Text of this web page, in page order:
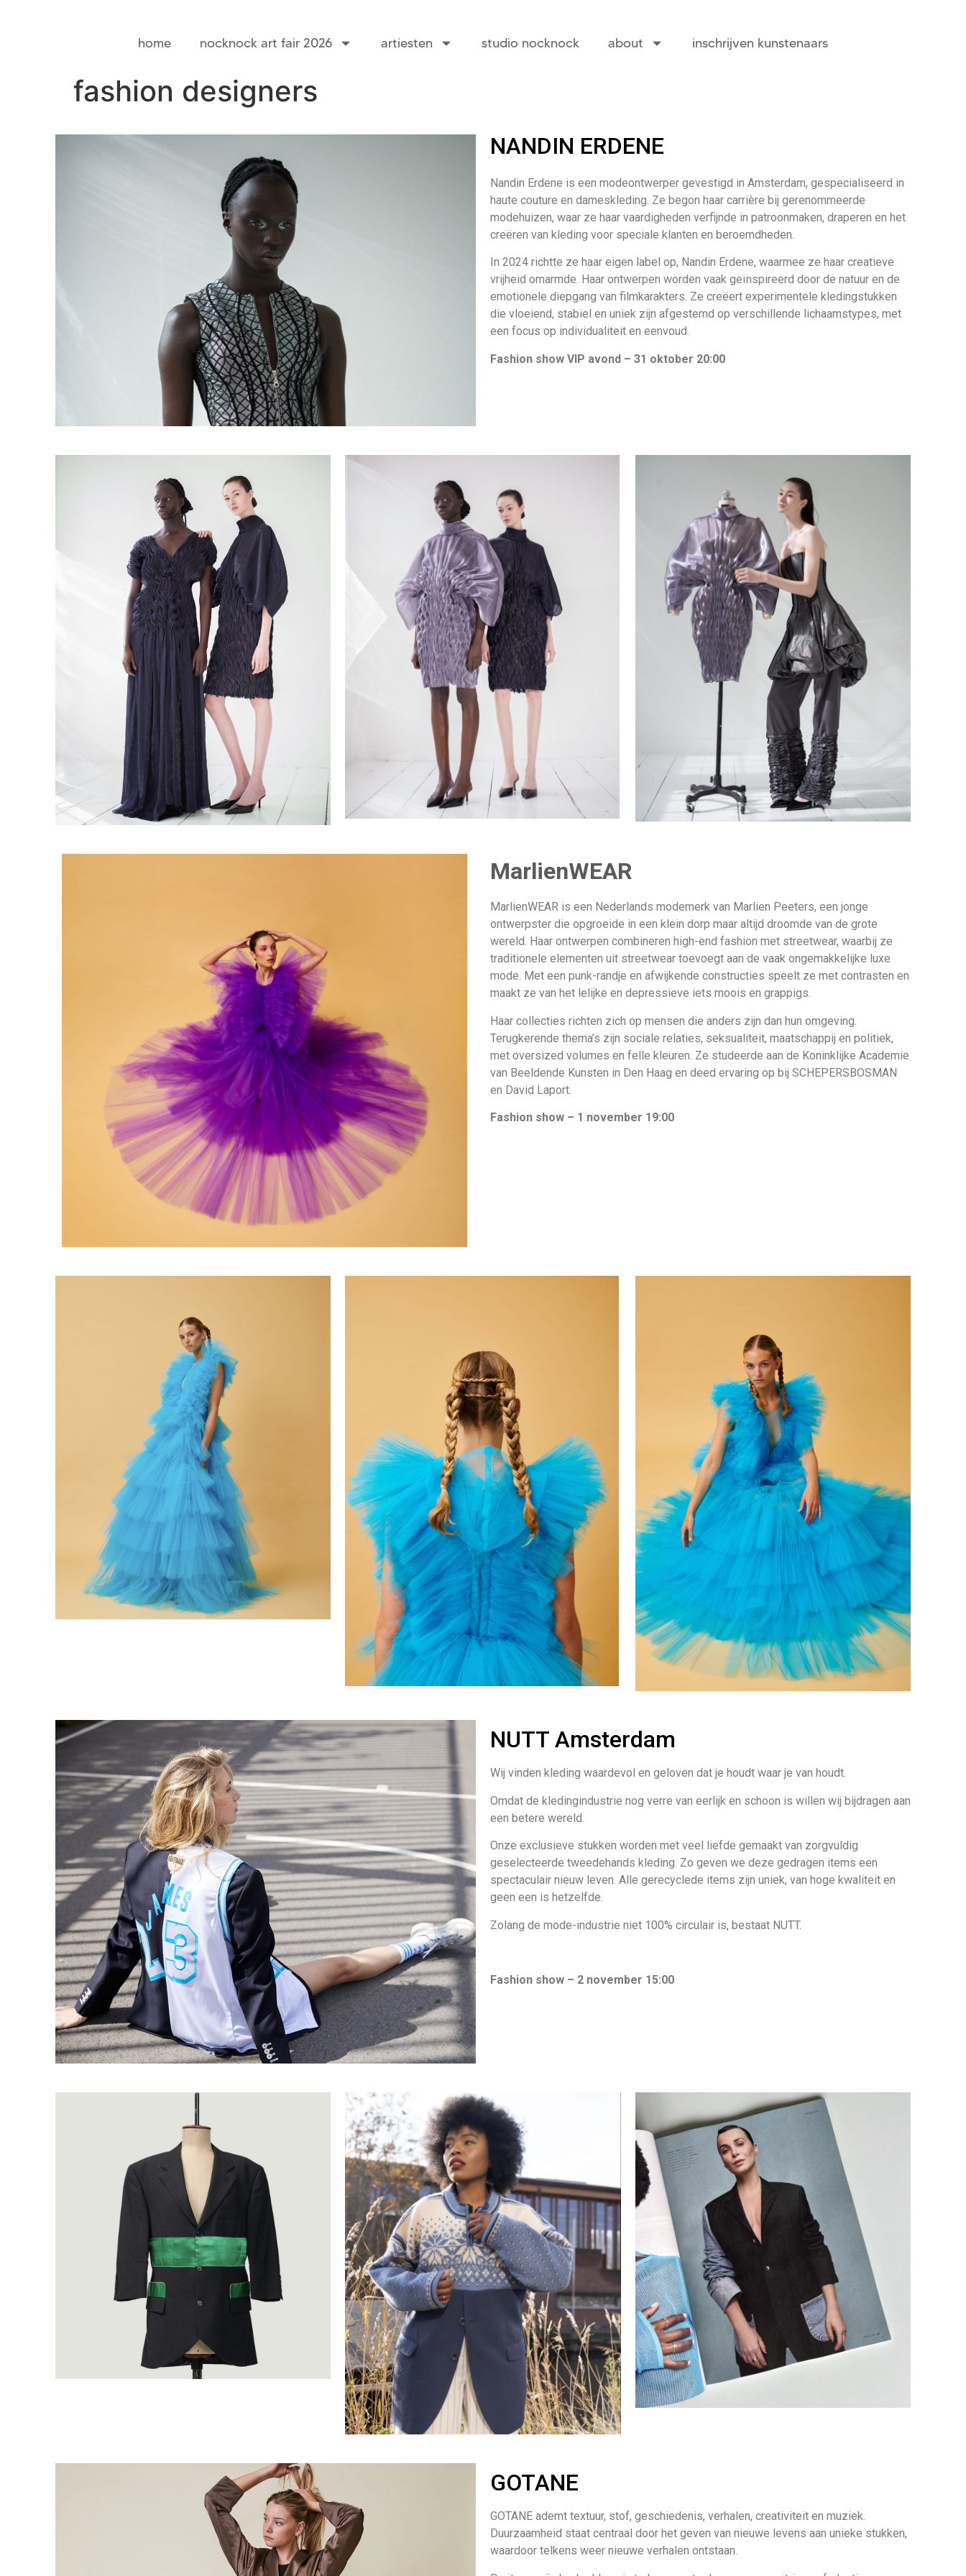
home nocknock art fair 2026 artiesten studio nocknock about inschrijven kunstenaars
fashion designers
NANDIN ERDENE
Nandin Erdene is een modeontwerper gevestigd in Amsterdam, gespecialiseerd in
haute couture en dameskleding. Ze begon haar carrière bij gerenommeerde
modehuizen, waar ze haar vaardigheden verfijnde in patroonmaken, draperen en het
creëren van kleding voor speciale klanten en beroemdheden.
In 2024 richtte ze haar eigen label op, Nandin Erdene, waarmee ze haar creatieve
vrijheid omarmde. Haar ontwerpen worden vaak geïnspireerd door de natuur en de
emotionele diepgang van filmkarakters. Ze creëert experimentele kledingstukken
die vloeiend, stabiel en uniek zijn afgestemd op verschillende lichaamstypes, met
een focus op individualiteit en eenvoud.
Fashion show VIP avond – 31 oktober 20:00
MarlienWEAR
MarlienWEAR is een Nederlands modemerk van Marlien Peeters, een jonge
ontwerpster die opgroeide in een klein dorp maar altijd droomde van de grote
wereld. Haar ontwerpen combineren high-end fashion met streetwear, waarbij ze
traditionele elementen uit streetwear toevoegt aan de vaak ongemakkelijke luxe
mode. Met een punk-randje en afwijkende constructies speelt ze met contrasten en
maakt ze van het lelijke en depressieve iets moois en grappigs.
Haar collecties richten zich op mensen die anders zijn dan hun omgeving.
Terugkerende thema’s zijn sociale relaties, seksualiteit, maatschappij en politiek,
met oversized volumes en felle kleuren. Ze studeerde aan de Koninklijke Academie
van Beeldende Kunsten in Den Haag en deed ervaring op bij SCHEPERSBOSMAN
en David Laport.
Fashion show – 1 november 19:00
NUTT Amsterdam
Wij vinden kleding waardevol en geloven dat je houdt waar je van houdt.
Omdat de kledingindustrie nog verre van eerlijk en schoon is willen wij bijdragen aan
een betere wereld.
Onze exclusieve stukken worden met veel liefde gemaakt van zorgvuldig
geselecteerde tweedehands kleding. Zo geven we deze gedragen items een
spectaculair nieuw leven. Alle gerecyclede items zijn uniek, van hoge kwaliteit en
geen een is hetzelfde.
Zolang de mode-industrie niet 100% circulair is, bestaat NUTT.
Fashion show – 2 november 15:00
GOTANE
GOTANE ademt textuur, stof, geschiedenis, verhalen, creativiteit en muziek.
Duurzaamheid staat centraal door het geven van nieuwe levens aan unieke stukken,
waardoor telkens weer nieuwe verhalen ontstaan.